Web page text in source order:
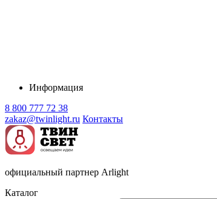
Информация
8 800 777 72 38
zakaz@twinlight.ru Контакты
официальный партнер Arlight
Каталог